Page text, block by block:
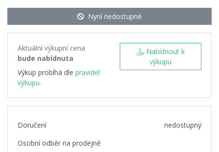
Nyní nedostupné
Aktuální výkupní cena
bude nabídnuta
Výkup probíhá dle pravidel
výkupu.
výkupu
Doručení
nedostupný
Osobní odběr na prodejně